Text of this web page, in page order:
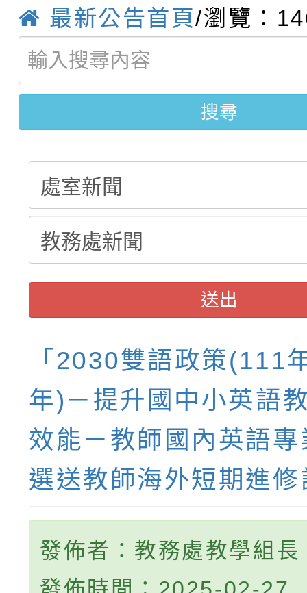
畫影片一案
劇比賽實施要點」及修
表
轉知：桃園市115年度
敬師藝文競賽』實施計
【甄選結果(第11招)】
學年度第1學期第7次代
結果(第11招)
【甄選結果(第3招)】
學年度第1學期第9次代
結果(第3招)
最新公告首頁/瀏覽：
搜尋
送出
「2030雙語政策(111
年)－提升國中小英語
效能－教師國內英語
選送教師海外短期進修
發佈者：教務處教學組長